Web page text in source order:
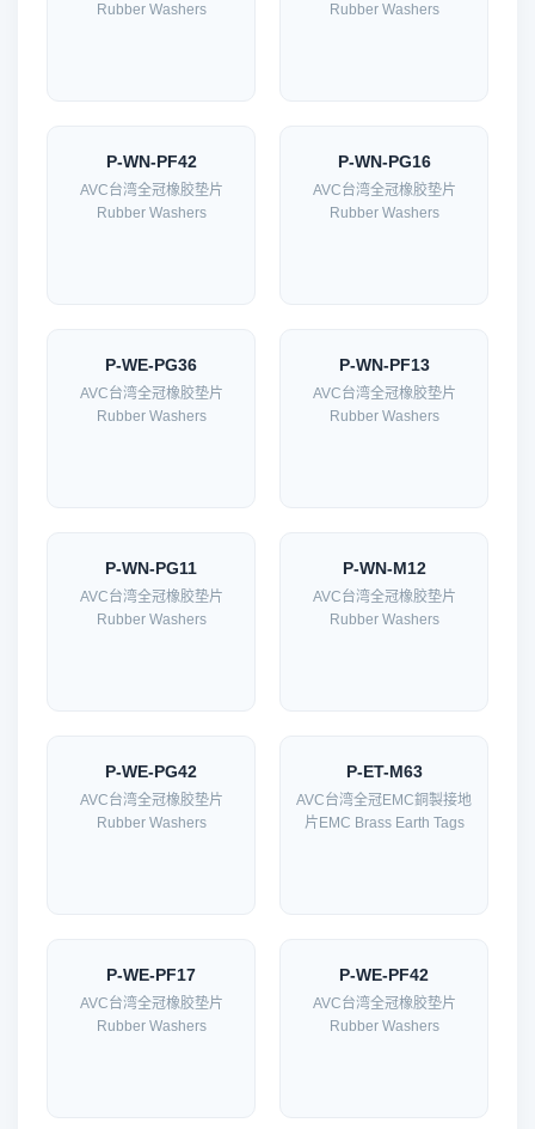
Rubber Washers
Rubber Washers
P-WN-PF42
AVC台湾全冠橡胶垫片
Rubber Washers
P-WN-PG16
AVC台湾全冠橡胶垫片
Rubber Washers
P-WE-PG36
AVC台湾全冠橡胶垫片
Rubber Washers
P-WN-PF13
AVC台湾全冠橡胶垫片
Rubber Washers
P-WN-PG11
AVC台湾全冠橡胶垫片
Rubber Washers
P-WN-M12
AVC台湾全冠橡胶垫片
Rubber Washers
P-WE-PG42
AVC台湾全冠橡胶垫片
Rubber Washers
P-ET-M63
AVC台湾全冠EMC銅製接地
片EMC Brass Earth Tags
P-WE-PF17
AVC台湾全冠橡胶垫片
Rubber Washers
P-WE-PF42
AVC台湾全冠橡胶垫片
Rubber Washers